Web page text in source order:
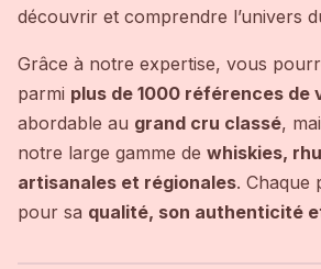
découvrir et comprendre l’univers
Grâce à notre expertise, vous
parmi plus de 1000 références de
abordable au grand cru classé,
notre large gamme de whiskies,
artisanales et régionales. Chaque
pour sa qualité, son authenticité